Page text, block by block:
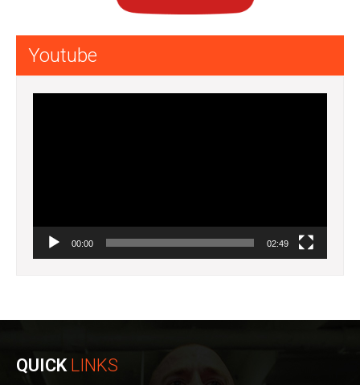
Youtube
00:00 02:49
QUICK LINKS